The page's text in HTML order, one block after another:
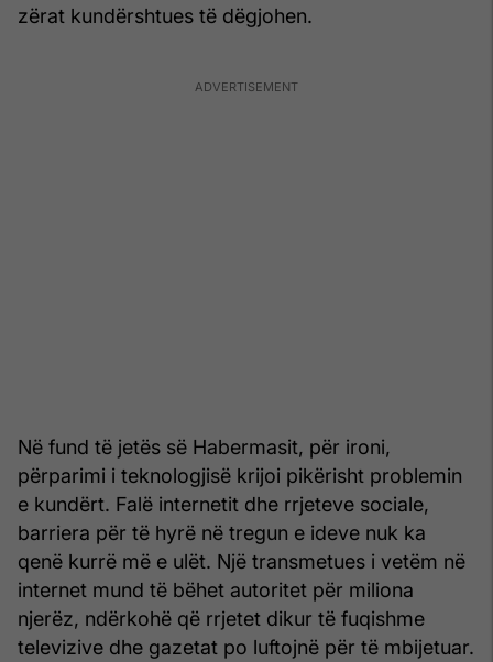
zërat kundërshtues të dëgjohen.
Në fund të jetës së Habermasit, për ironi,
përparimi i teknologjisë krijoi pikërisht problemin
e kundërt. Falë internetit dhe rrjeteve sociale,
barriera për të hyrë në tregun e ideve nuk ka
qenë kurrë më e ulët. Një transmetues i vetëm në
internet mund të bëhet autoritet për miliona
njerëz, ndërkohë që rrjetet dikur të fuqishme
televizive dhe gazetat po luftojnë për të mbijetuar.